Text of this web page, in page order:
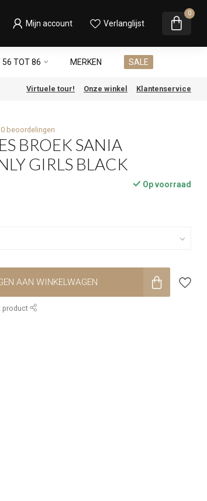
Mijn account Verlanglijst
0
56 TOT 86 MERKEN SALE
Virtuele tour! Onze winkel Klantenservice
0 beoordelingen
BROEK SANIA
GIRLS BLACK
Op voorraad
AAN WINKELWAGEN
product